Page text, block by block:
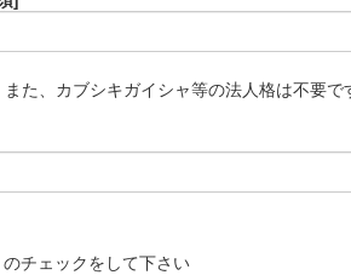
た、カブシキガイシャ等の法人格は不要で
チェックをして下さい